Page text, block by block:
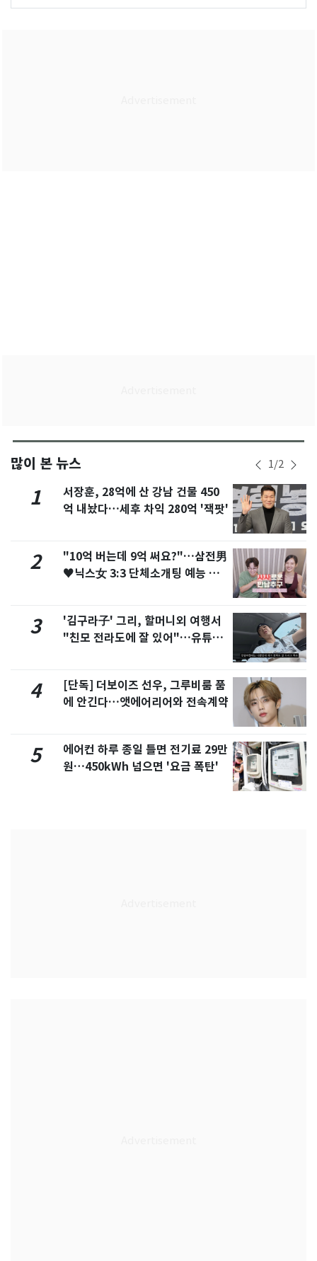
많이 본 뉴스 1/2
1
서장훈, 28억에 산 강남 건물 450
억 내놨다…세후 차익 280억 '잭팟'
2
"10억 버는데 9억 써요?"…삼전男
♥닉스女 3:3 단체소개팅 예능 화
3
'김구라子' 그리, 할머니외 여행서
"친모 전라도에 잘 있어"…유튜브
4
[단독] 더보이즈 선우, 그루비룸 품
에 안긴다…앳에어리어와 전속계약
5
에어컨 하루 종일 틀면 전기료 29만
원…450kWh 넘으면 '요금 폭탄'